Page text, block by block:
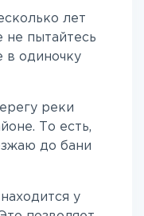
лет
не пытайтесь
в одиночку
реки
То есть,
до бани
у